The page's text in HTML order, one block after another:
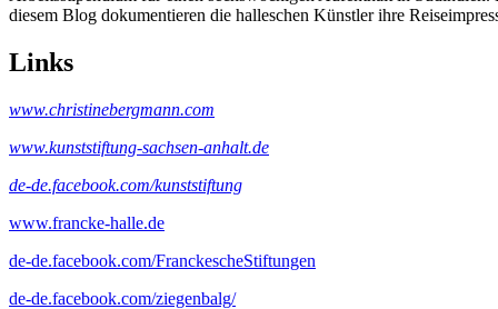
diesem Blog dokumentieren die halleschen Künstler ihre
Links
www.christinebergmann.com
www.kunststiftung-sachsen-anhalt.de
de-de.facebook.com/kunststiftung
www.francke-halle.de
de-de.facebook.com/FranckescheStiftungen
de-de.facebook.com/ziegenbalg/